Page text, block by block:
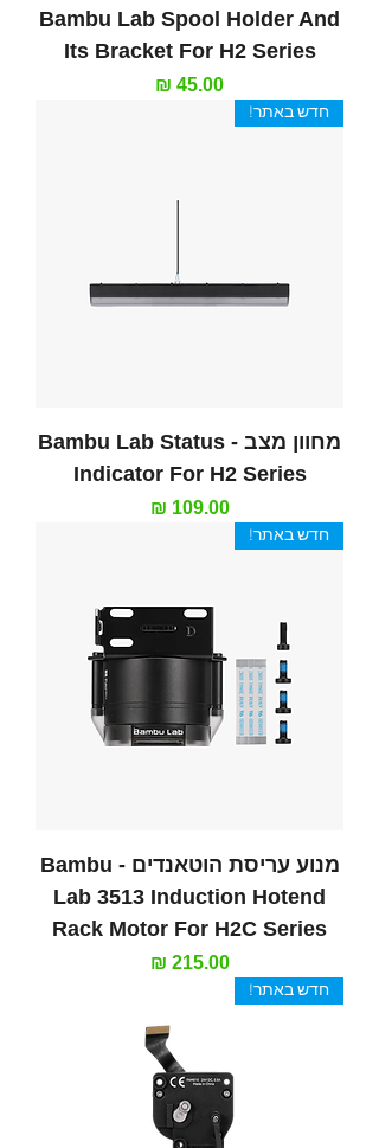
Bambu Lab Spool Holder And
Its Bracket For H2 Series
מחיר
חדש באתר!
מחוון מצב - Bambu Lab Status
Indicator For H2 Series
מחיר‏109.00 ‏₪
חדש באתר!
מנוע עריסת הוטאנדים - Bambu
Lab 3513 Induction Hotend
Rack Motor For H2C Series
מחיר‏215.00 ‏₪
חדש באתר!